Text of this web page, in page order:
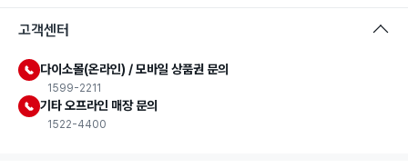
고객센터
다이소몰(온라인) / 모바일 상품권 문의
1599-2211
기타 오프라인 매장 문의
1522-4400